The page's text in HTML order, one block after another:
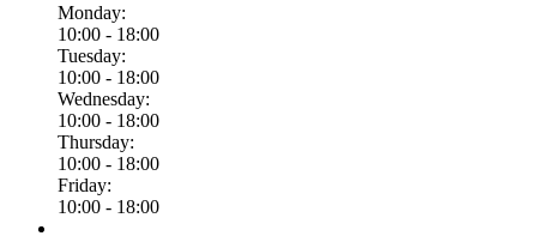
Monday:
10:00 - 18:00
Tuesday:
10:00 - 18:00
Wednesday:
10:00 - 18:00
Thursday:
10:00 - 18:00
Friday:
10:00 - 18:00